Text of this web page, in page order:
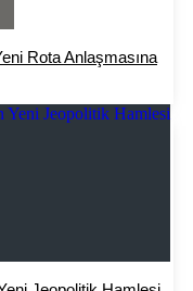
Rota Anlaşmasına